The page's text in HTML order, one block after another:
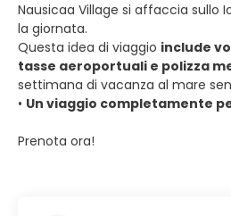
Nausicaa Village si affaccia
la giornata.
Questa idea di viaggio include
tasse aeroportuali e polizza
settimana di vacanza al mare
• Un viaggio completamente
Prenota ora!